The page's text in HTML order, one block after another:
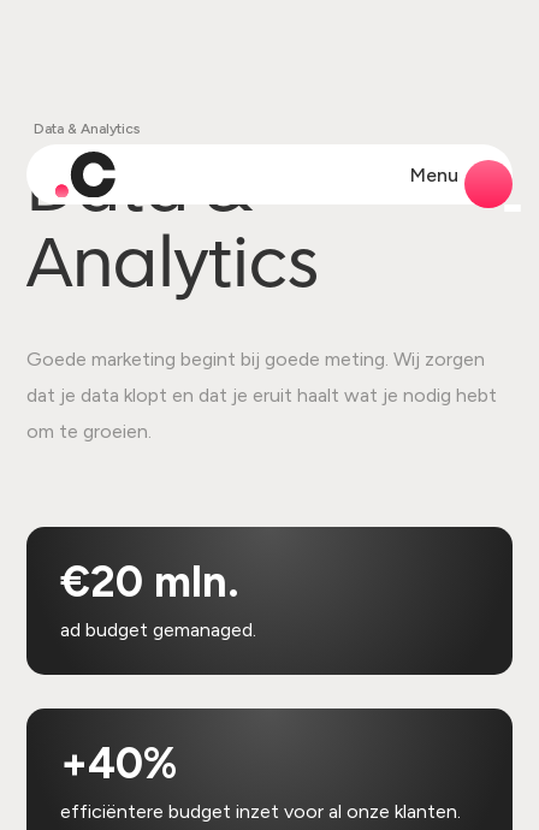
Menu
Data & Analytics
Data &
Analytics
Goede marketing begint bij goede meting. Wij zorgen
dat je data klopt en dat je eruit haalt wat je nodig hebt
om te groeien.
€20 mln.
ad budget gemanaged.
+40%
efficiëntere budget inzet voor al onze klanten.